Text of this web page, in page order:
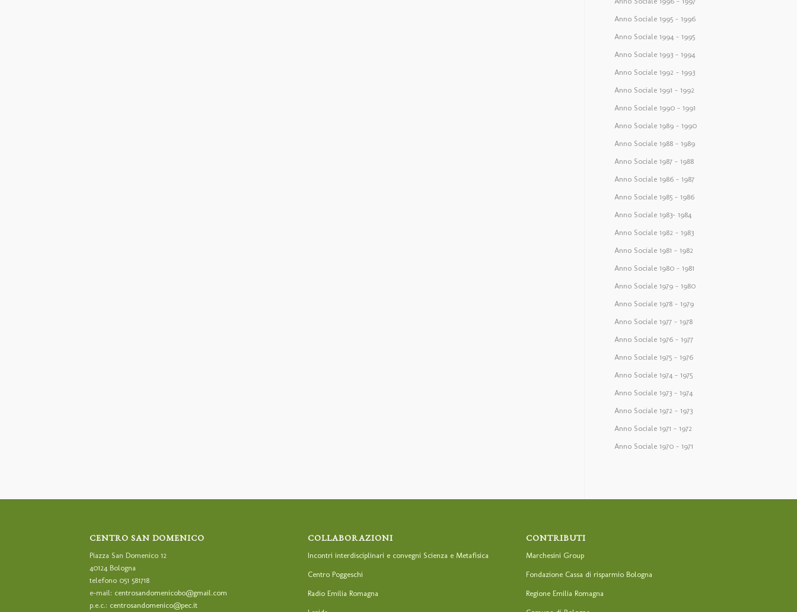
Anno Sociale 1995 – 1996
Anno Sociale 1994 – 1995
Anno Sociale 1993 – 1994
Anno Sociale 1992 – 1993
Anno Sociale 1991 – 1992
Anno Sociale 1990 – 1991
Anno Sociale 1989 – 1990
Anno Sociale 1988 – 1989
Anno Sociale 1987 – 1988
Anno Sociale 1986 – 1987
Anno Sociale 1985 – 1986
Anno Sociale 1983– 1984
Anno Sociale 1982 – 1983
Anno Sociale 1981 – 1982
Anno Sociale 1980 – 1981
Anno Sociale 1979 – 1980
Anno Sociale 1978 – 1979
Anno Sociale 1977 – 1978
Anno Sociale 1976 – 1977
Anno Sociale 1975 – 1976
Anno Sociale 1974 – 1975
Anno Sociale 1973 – 1974
Anno Sociale 1972 – 1973
Anno Sociale 1971 – 1972
Anno Sociale 1970 – 1971
CENTRO SAN DOMENICO
Piazza San Domenico 12
40124 Bologna
telefono 051 581718
e-mail: centrosandomenicobo@gmail.com
p.e.c.: centrosandomenico@pec.it
COLLABORAZIONI
Incontri interdisciplinari e convegni Scienza e Metafisica
Centro Poggeschi
Radio Emilia Romagna
CONTRIBUTI
Marchesini Group
Fondazione Cassa di risparmio Bologna
Regione Emilia Romagna